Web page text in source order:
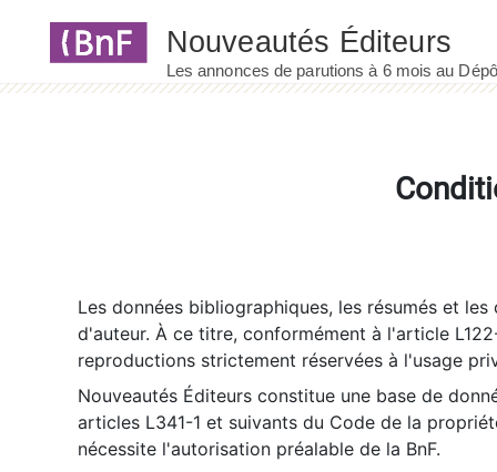
Les données bibliographiques, les résumés et
d'auteur. À ce titre, conformément à l'article
reproductions strictement réservées à l'usage
Nouveautés Éditeurs constitue une base de
articles L341-1 et suivants du Code de la
nécessite l'autorisation préalable de la BnF.